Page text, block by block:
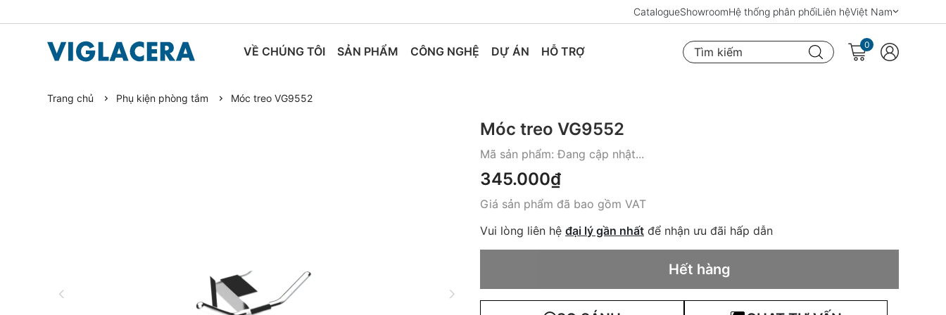
CatalogueShowroomHệ thống phân phốiLiên hệViệt Nam
VỀ CHÚNG TÔI SẢN PHẨM CÔNG NGHỆ DỰ ÁN HỖ TRỢ
TIN TỨC
Tìm kiếm
0
Trang chủ Phụ kiện phòng tắm Móc treo VG9552
Móc treo VG9552
Mã sản phẩm:Đang cập nhật...
345.000₫
Giá sản phẩm đã bao gồm VAT
Vui lòng liên hệ đại lý gần nhất để nhận ưu đãi hấp dẫn
Hết hàng